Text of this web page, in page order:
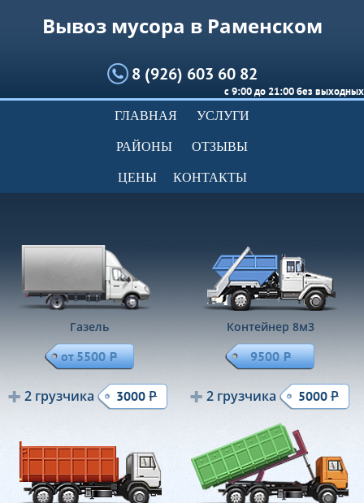
Вывоз мусора в Раменском
8 (926) 603 60 82
с 9:00 до 21:00 без выходных
ГЛАВНАЯ
УСЛУГИ
РАЙОНЫ ОТЗЫВЫ
ЦЕНЫ КОНТАКТЫ
Газель
от 5500 Р
2 грузчика 3000Р
Контейнер 8м3
9500 Р
2 грузчика 5000Р